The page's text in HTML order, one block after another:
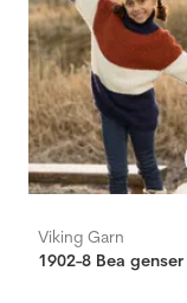
Viking Garn